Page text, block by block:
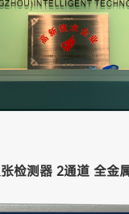
检测器 2通道 全金